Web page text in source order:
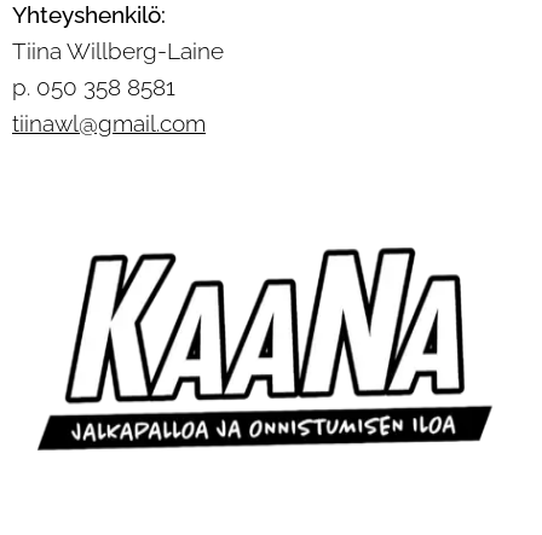
Yhteyshenkilö:
Tiina Willberg-Laine
p. 050 358 8581
tiinawl@gmail.com